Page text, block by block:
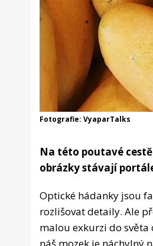
Fotografie: VyaparTalks
Na této poutavé
obrázky stávají
Optické hádanky jsou
rozlišovat detaily. Ale
malou exkurzi do